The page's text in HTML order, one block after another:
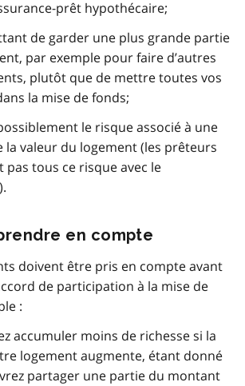
prêt hypothécaire;
de garder une plus grande partie
par exemple pour faire d’autres
plutôt que de mettre toutes vos
la mise de fonds;
le risque associé à une
la valeur du logement (les prêteurs
pas tous ce risque avec le
en compte
doivent être pris en compte avant
de participation à la mise de
:
accumuler moins de richesse si la
logement augmente, étant donné
partager une partie du montant